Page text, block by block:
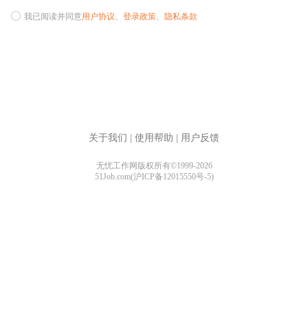
我已阅读并同意用户协议、 登录政策、 隐私条款
关于我们 使用帮助 用户反馈
无忧工作网版权所有©1999-2026
51Job.com(沪ICP备12015550号-5)